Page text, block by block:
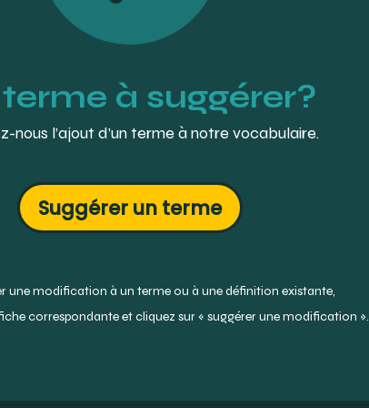
à suggérer?
nous l’ajout d’un terme à notre vocabulaire.
Suggérer un terme
une modification à un terme ou à une définition existante,
correspondante et cliquez sur « suggérer une modification ».